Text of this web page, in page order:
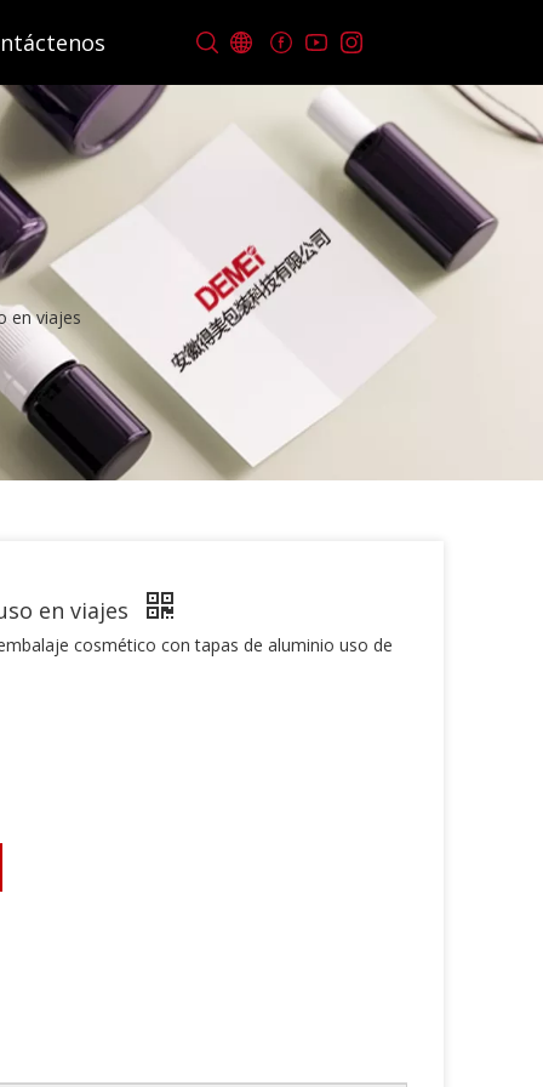
en viajes
en viajes
cosmético con tapas de aluminio uso de